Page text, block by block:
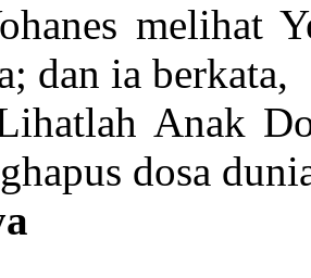
melihat
dan ia berkata,
Anak
dosa